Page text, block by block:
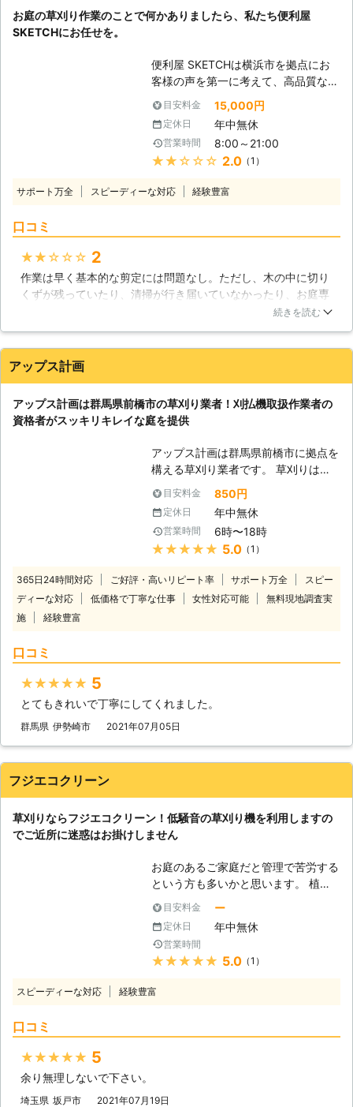
えて、雑草の成長スピードは著しく、
数日放置しただけでも何センチも伸
見えないほどに繁殖するほどの成長力
があります。そうなってしまっては、
草刈りも大変な重労働になります。ま
た、どんな危険生物が潜んでいるかわ
からないところで草刈りするのはちょ
っと怖いですよね。 そんな時は是非
弊社にお任せください。経験豊富で、
ります。
います。
お庭の草刈り作業のことで何かありましたら、私たち便利屋
SKETCHにお任せを。
便利屋 SKETCHは横浜市を拠点にお
客様の声を第一に考えて、高品質なサ
ービスを提供しております。 業務内
容につきましては便利屋業(不用品回
収・遺品整理・剪定・伐採・ハウスク
リーニングetc)でお客様のお悩みを私
たちが解決いたします！ お客様に信
闘中！ 小さなものから大きなものま
【便利屋 SKETCHの草刈りについ
て】 弊社では草刈りのご依頼もお受
けしております。 こんな時には私た
ちにご相談ください。 ・草むしりを
する時間がなくて悩んでいる ・管理
している ・迅速、丁寧に対応してほ
しい etc... 【現地無料調査では】 お
客様の現地状況を確認し、無料お見積
りをいたします。 状況やお見積りを
わかりやすく説明いたしますのでお任
せください。 草刈り場所の状況確認
と、対策のご提案をいたします。経験
豊富で実績豊富なベテランスタッフが
お伺いしますのでご安心を。 常にお
客様目線での作業を心掛けております
ん。
目安料金 15,000円
定休日 年中無休
営業時間 8:00～21:00
★★★★★ 2.0（1）
サポート万全 スピーディーな対応 経験豊富
口コミ
★★★★★ 2
作業は早く基本的な剪定には問題なし。ただし、木の中に切り
くずが残っていたり、清掃が行き届いていなかったり、お庭専
門の業者ではない感じで残念だった。施工や処理の丁寧さが、
うに見えて近づいてみたら、木が枯れているのではなく、切り
くずが残っていてそれが枯れているとわかった。
神奈川県 茅ヶ崎市 2022年04月24日
続きを読む
アップス計画
アップス計画は群馬県前橋市の草刈り業者！刈払機取扱作業者の
資格者がスッキリキレイな庭を提供
アップス計画は群馬県前橋市に拠点を
構える草刈り業者です。 草刈りは勿
論のこと、剪定・伐採・砂利敷きなど
お庭に関するご依頼をトータルでサポ
ートしております。 中でも草刈り
は、5月頃から気候が暖かくなり、雑
草の成長も活発になるため、お客様の
頼をいただくケースもございます。
ご予約で埋まってしまう前に早めの草
引など、お客様にご満足いただけるサ
取扱作業者の有資格者在籍！安心安全
草刈りは刈払機取扱作業者の有資格者
が対応いたします。 この資格は国家
資格で、刈払機を安全に取り扱い作業
また、作業内容についても有資格者の
目線から親切・丁寧にご説明いたしま
すので安心してご相談ください。 ■
料 アップス計画は群馬県前橋市の地
域密着業者として、手厚いサービスを
提供しております。 弊社から半径
30km以内でご依頼いただいた場合、
出張費は無料です。 また、末永くお
客様にご利用いただけるよう、どのよ
うなご要望にも全力でお応えできるよ
にお問い合わせください。
目安料金 850円
定休日 年中無休
営業時間 6時〜18時
★★★★★ 5.0（1）
365日24時間対応 ご好評・高いリピート率 サポート万全
スピー
ディーな対応
低価格で丁寧な仕事 女性対応可能
無料現地調査実
施
経験豊富
口コミ
★★★★★ 5
とてもきれいで丁寧にしてくれました。
群馬県 伊勢崎市 2021年07月05日
フジエコクリーン
草刈りならフジエコクリーン！低騒音の草刈り機を利用しますの
でご近所に迷惑はお掛けしません
お庭のあるご家庭だと管理で苦労する
という方も多いかと思います。 植木
や雑草も日々成長していますので、気
付いたときには雑草や枝葉が伸びてし
まい見通しの悪いお庭になっていたな
んてことも……。 お庭は通行人や近隣
の人にも見られる頻度が高いため、少
のですよね。 しかしお客様によって
雑草が伸びてきたけど、草刈りをして
目安料金 ー
定休日 年中無休
営業時間
★★★★★ 5.0（1）
スピーディーな対応 経験豊富
口コミ
★★★★★ 5
余り無理しないで下さい。
埼玉県 坂戸市 2021年07月19日